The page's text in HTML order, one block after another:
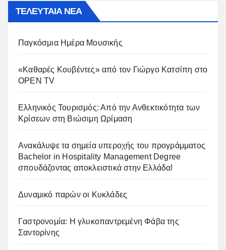
ΤΕΛΕΥΤΑΙΑ ΝΕΑ
Παγκόσμια Ημέρα Μουσικής
«Καθαρές Κουβέντες» από τον Γιώργο Κατσίπη στο
OPEN TV
Ελληνικός Τουρισμός: Από την Ανθεκτικότητα των
Κρίσεων στη Βιώσιμη Ωρίμαση
Ανακάλυψε τα σημεία υπεροχής του προγράμματος
Bachelor in Hospitality Management Degree
σπουδάζοντας αποκλειστικά στην Ελλάδα!
Δυναμικό παρών οι Κυκλάδες
Γαστρονομία: Η γλυκοπαντρεμένη Φάβα της
Σαντορίνης